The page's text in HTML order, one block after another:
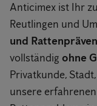
Anticimex ist Ihr
Reutlingen und
und
vollständig ohne
Privatkunde,
unsere